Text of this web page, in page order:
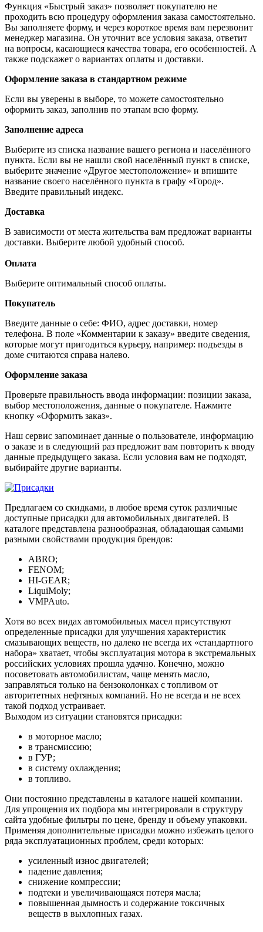
Функция «Быстрый заказ» позволяет покупателю не
проходить всю процедуру оформления заказа самостоятельно.
Вы заполняете форму, и через короткое время вам перезвонит
менеджер магазина. Он уточнит все условия заказа, ответит
на вопросы, касающиеся качества товара, его особенностей. А
также подскажет о вариантах оплаты и доставки.
Оформление заказа в стандартном режиме
Если вы уверены в выборе, то можете самостоятельно
оформить заказ, заполнив по этапам всю форму.
Заполнение адреса
Выберите из списка название вашего региона и населённого
пункта. Если вы не нашли свой населённый пункт в списке,
выберите значение «Другое местоположение» и впишите
название своего населённого пункта в графу «Город».
Введите правильный индекс.
Доставка
В зависимости от места жительства вам предложат варианты
доставки. Выберите любой удобный способ.
Оплата
Выберите оптимальный способ оплаты.
Покупатель
Введите данные о себе: ФИО, адрес доставки, номер
телефона. В поле «Комментарии к заказу» введите сведения,
которые могут пригодиться курьеру, например: подъезды в
доме считаются справа налево.
Оформление заказа
Проверьте правильность ввода информации: позиции заказа,
выбор местоположения, данные о покупателе. Нажмите
кнопку «Оформить заказ».
Наш сервис запоминает данные о пользователе, информацию
о заказе и в следующий раз предложит вам повторить к вводу
данные предыдущего заказа. Если условия вам не подходят,
выбирайте другие варианты.
Предлагаем со скидками, в любое время суток различные
доступные присадки для автомобильных двигателей. В
каталоге представлена разнообразная, обладающая самыми
разными свойствами продукция брендов:
ABRO;
FENOM;
HI-GEAR;
LiquiMoly;
VMPAuto.
Хотя во всех видах автомобильных масел присутствуют
определенные присадки для улучшения характеристик
смазывающих веществ, но далеко не всегда их «стандартного
набора» хватает, чтобы эксплуатация мотора в экстремальных
российских условиях прошла удачно. Конечно, можно
посоветовать автомобилистам, чаще менять масло,
заправляться только на бензоколонках с топливом от
авторитетных нефтяных компаний. Но не всегда и не всех
такой подход устраивает.
Выходом из ситуации становятся присадки:
в моторное масло;
в трансмиссию;
в ГУР;
в систему охлаждения;
в топливо.
Они постоянно представлены в каталоге нашей компании.
Для упрощения их подбора мы интегрировали в структуру
сайта удобные фильтры по цене, бренду и объему упаковки.
Применяя дополнительные присадки можно избежать целого
ряда эксплуатационных проблем, среди которых:
усиленный износ двигателей;
падение давления;
снижение компрессии;
подтеки и увеличивающаяся потеря масла;
повышенная дымность и содержание токсичных
веществ в выхлопных газах.